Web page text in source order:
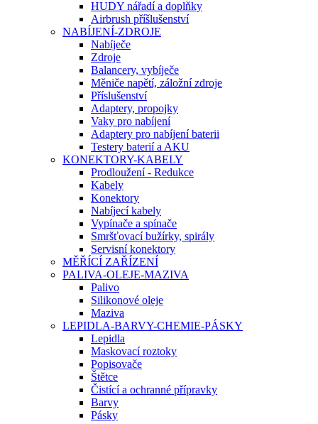
HUDY nářadí a doplňky
Airbrush příšlušenství
NABÍJENÍ-ZDROJE
Nabíječe
Zdroje
Balancery, vybíječe
Měniče napětí, záložní zdroje
Příslušenství
Adaptery, propojky
Vaky pro nabíjení
Adaptery pro nabíjení baterii
Testery baterií a AKU
KONEKTORY-KABELY
Prodloužení - Redukce
Kabely
Konektory
Nabíjecí kabely
Vypínače a spínače
Smršťovací bužírky, spirály
Servisní konektory
MĚŘÍCÍ ZAŘÍZENÍ
PALIVA-OLEJE-MAZIVA
Palivo
Silikonové oleje
Maziva
LEPIDLA-BARVY-CHEMIE-PÁSKY
Lepidla
Maskovací roztoky
Popisovače
Štětce
Čistící a ochranné přípravky
Barvy
Pásky